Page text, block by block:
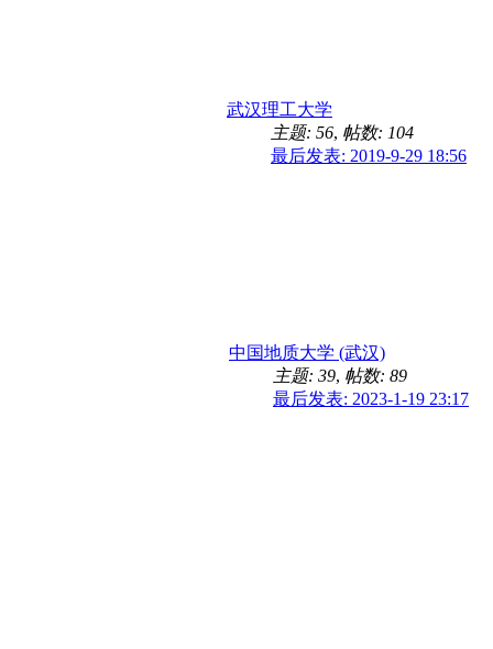
武汉理工大学
主题: 56, 帖数: 104
最后发表: 2019-9-29 18:56
中国地质大学 (武汉)
主题: 39, 帖数: 89
最后发表: 2023-1-19 23:17